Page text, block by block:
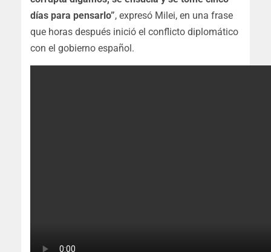
días para pensarlo”, expresó Milei, en una frase
que horas después inició el conflicto diplomático
con el gobierno español.